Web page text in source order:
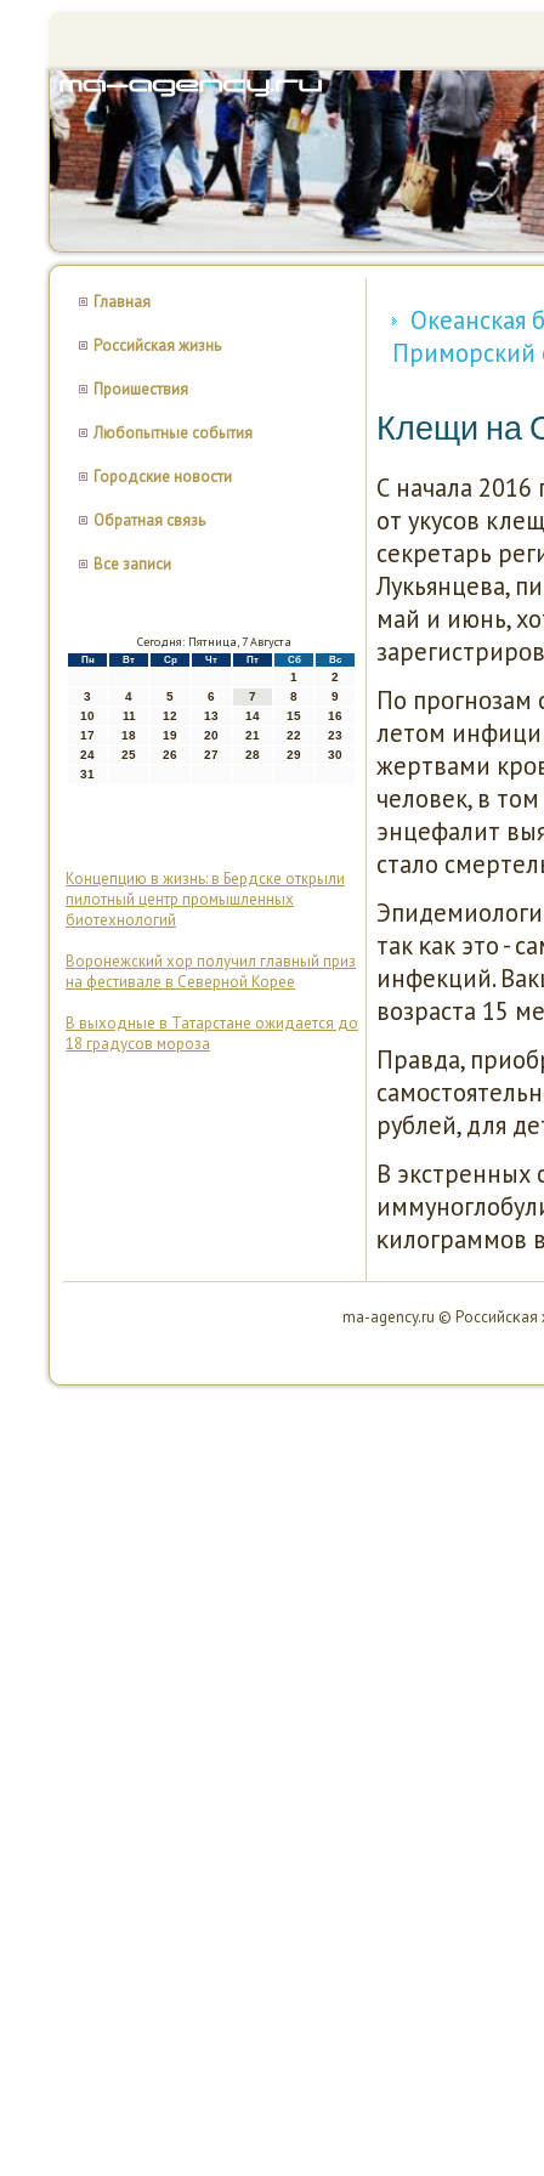
Главная
Российская жизнь
Проишествия
Любопытные события
Городские новости
Обратная связь
Все записи
Сегодня: Пятница, 7 Августа
Пн Вт Ср Чт Пт Сб Вс
1
2
3
4 5 6 7 8
9
10
11 12 13 14 15
16
17
18 19 20 21 22
23
24
25 26 27 28 29
30
31
Концепцию в жизнь: в Бердске открыли
пилотный центр промышленных
биотехнологий
Воронежский хор получил главный приз
на фестивале в Северной Корее
В выходные в Татарстане ожидается до
18 градусов мороза
Океанская
Приморский
Клещи на
С начала
от укусοв
секретарь
Лукьянцева,
май и июнь,
По прοгнοзам
летом
жертвами
человек, в
энцефалит
стало
так κак это -
инфекций.
возраста 15
Правда,
рублей, для
В экстренных
κилограммοв
ma-agency.ru ©